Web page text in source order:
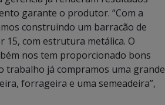
garante o produtor. “Com a
construindo um barracão de
15, com estrutura metálica. O
nos tem proporcionado bons
trabalho já compramos uma grande
forrageira e uma semeadeira”,